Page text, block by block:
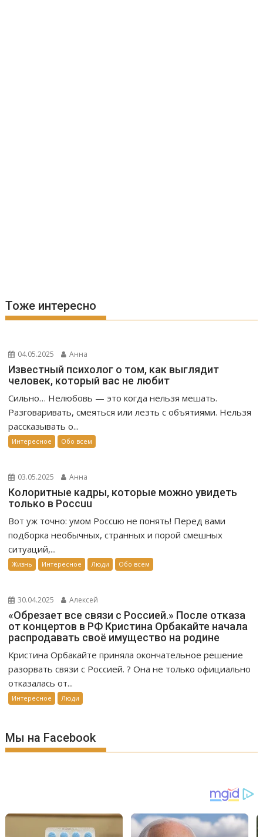
Тоже интересно
04.05.2025 Анна
Известный психолог о том, как выглядит
человек, который вас не любит
Сильно… Нелюбовь — это когда нельзя мешать.
Разговаривать, смеяться или лезть с объятиями. Нельзя
рассказывать о...
Интересное Обо всем
03.05.2025 Анна
Колоритные кадры, которые можно увидеть
только в Россuu
Вот уж точно: умом Россuю не понять! Перед вами
подборка необычных, странных и порой смешных
ситуаций,...
Жизнь Интересное Люди Обо всем
30.04.2025 Алексей
«Обрезает все связи с Россией.» После отказа
от концертов в РФ Кристина Орбакайте начала
распродавать своё имущество на родине
Кристина Орбакайте приняла окончательное решение
разорвать связи с Россией. ? Она не только официально
отказалась от...
Интересное Люди
Мы на Facebook